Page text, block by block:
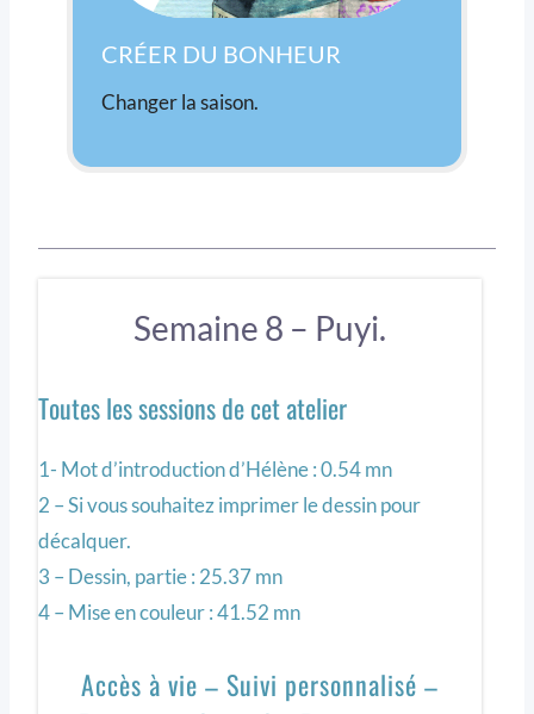
CRÉER DU BONHEUR
Changer la saison.
Semaine 8 – Puyi.
Toutes les sessions de cet atelier
1- Mot d’introduction d’Hélène : 0.54 mn
2 – Si vous souhaitez imprimer le dessin pour
décalquer.
3 – Dessin, partie : 25.37 mn
4 – Mise en couleur : 41.52 mn
Accès à vie – Suivi personnalisé –